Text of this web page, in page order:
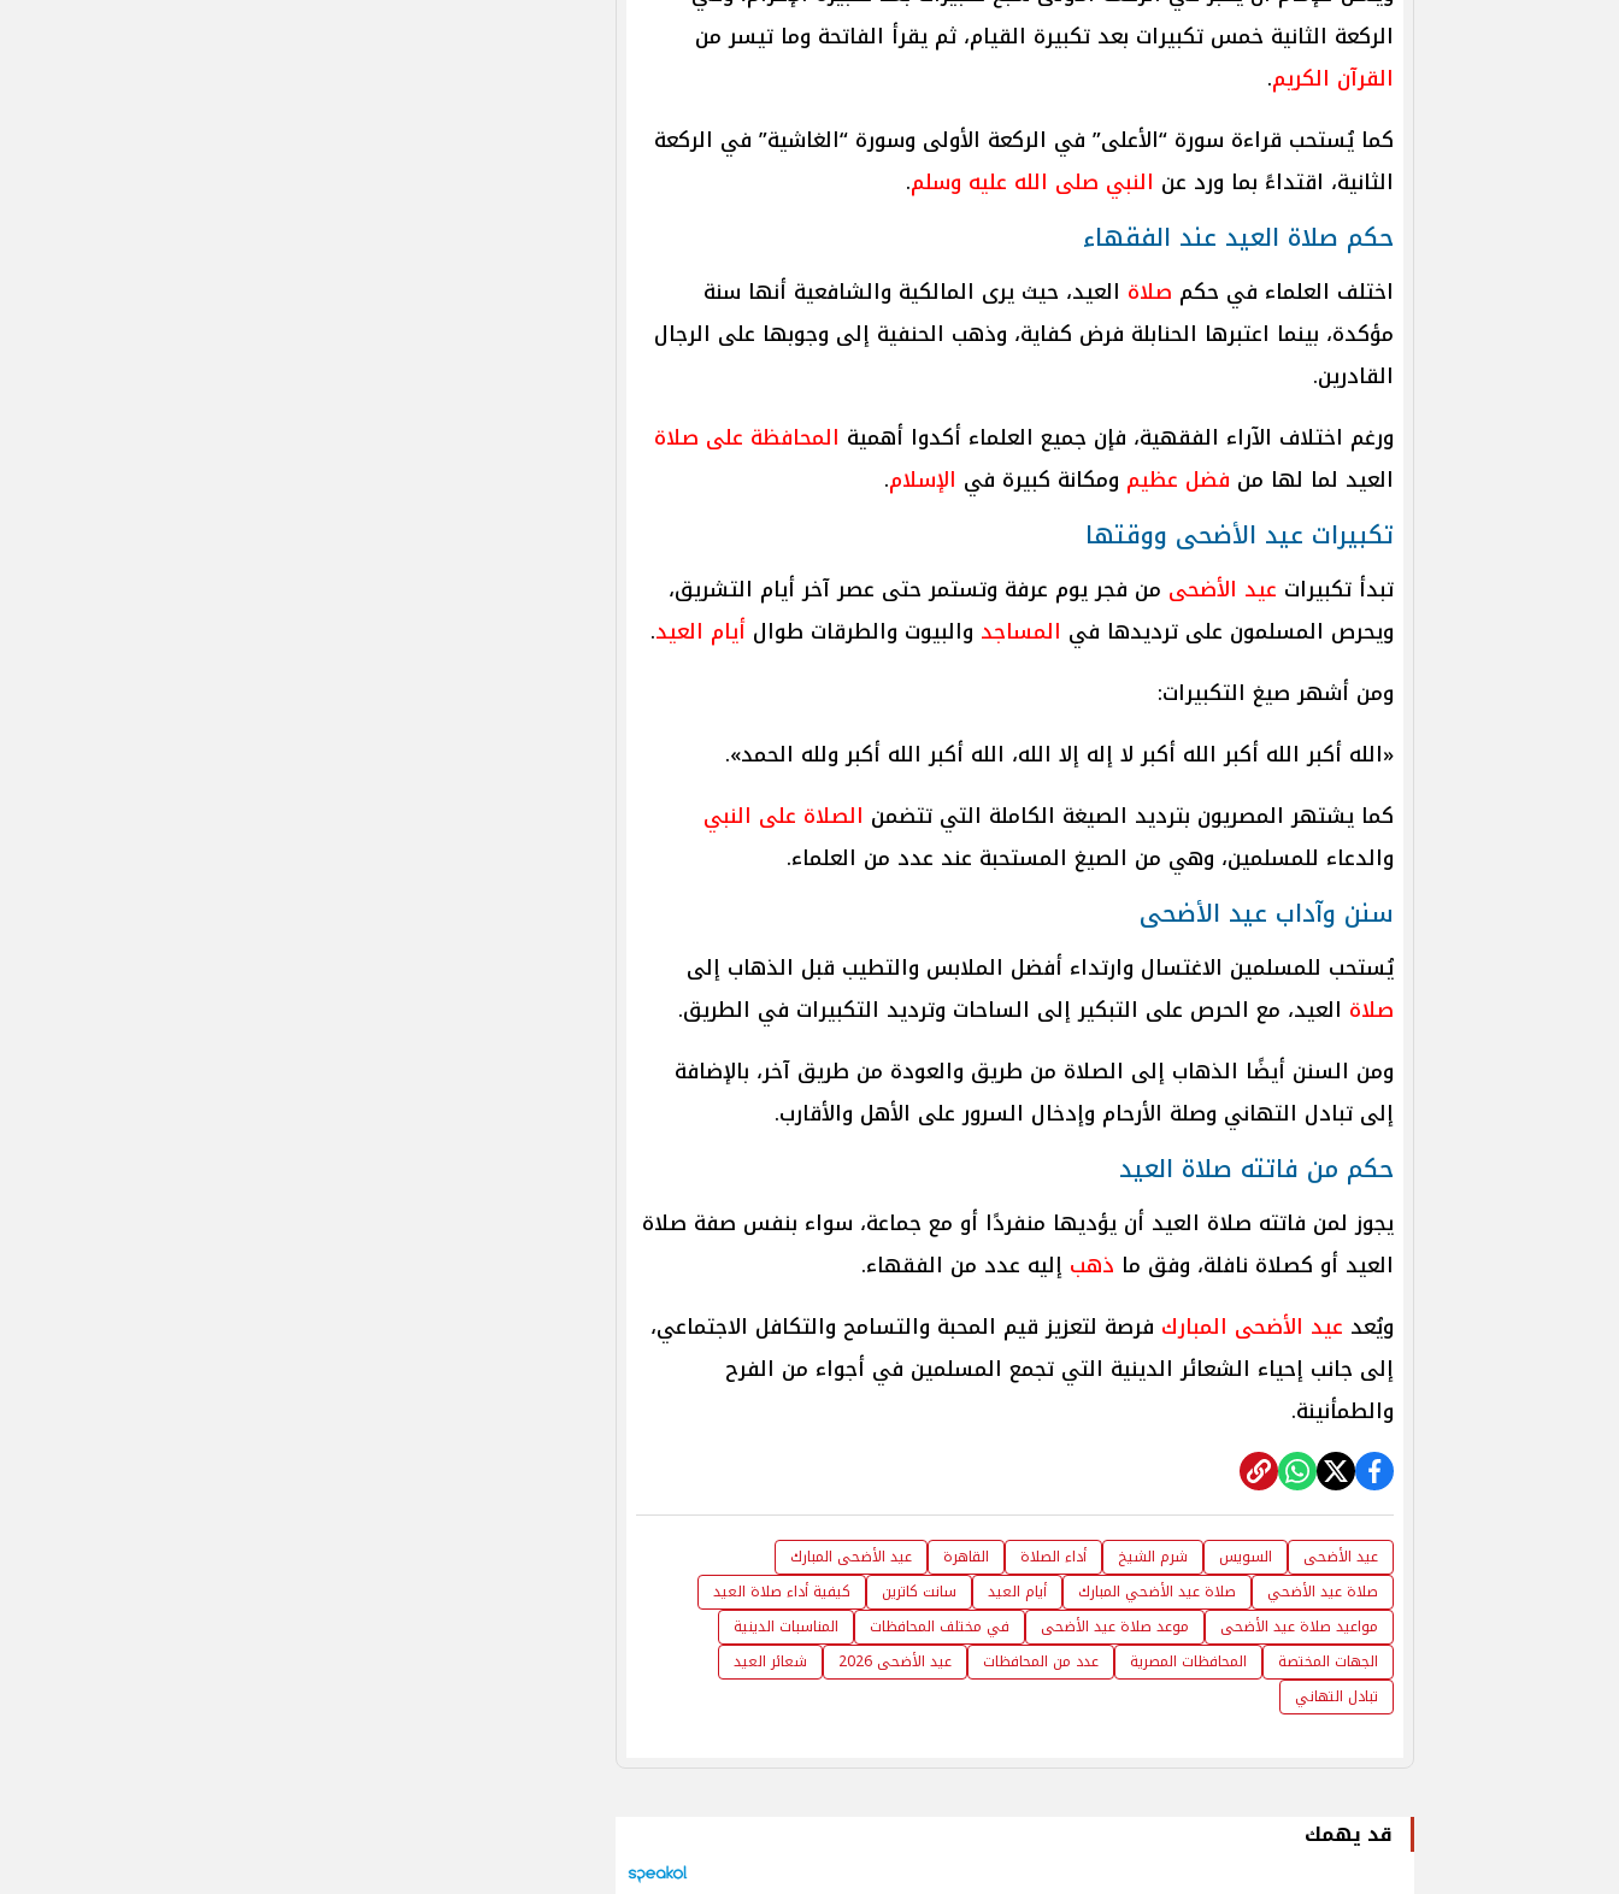
الركعة الثانية خمس تكبيرات بعد تكبيرة القيام، ثم يقرأ الفاتحة وما تيسر من
القرآن الكريم.
كما يُستحب قراءة سورة “الأعلى” في الركعة الأولى وسورة “الغاشية” في الركعة
الثانية، اقتداءً بما ورد عن النبي صلى الله عليه وسلم.
حكم صلاة العيد عند الفقهاء
اختلف العلماء في حكم صلاة العيد، حيث يرى المالكية والشافعية أنها سنة
مؤكدة، بينما اعتبرها الحنابلة فرض كفاية، وذهب الحنفية إلى وجوبها على الرجال
القادرين.
ورغم اختلاف الآراء الفقهية، فإن جميع العلماء أكدوا أهمية المحافظة على صلاة
العيد لما لها من فضل عظيم ومكانة كبيرة في الإسلام.
تكبيرات عيد الأضحى ووقتها
تبدأ تكبيرات عيد الأضحى من فجر يوم عرفة وتستمر حتى عصر آخر أيام التشريق،
ويحرص المسلمون على ترديدها في المساجد والبيوت والطرقات طوال أيام العيد.
ومن أشهر صيغ التكبيرات:
«الله أكبر الله أكبر الله أكبر لا إله إلا الله، الله أكبر الله أكبر ولله الحمد».
كما يشتهر المصريون بترديد الصيغة الكاملة التي تتضمن الصلاة على النبي
والدعاء للمسلمين، وهي من الصيغ المستحبة عند عدد من العلماء.
سنن وآداب عيد الأضحى
يُستحب للمسلمين الاغتسال وارتداء أفضل الملابس والتطيب قبل الذهاب إلى
صلاة العيد، مع الحرص على التبكير إلى الساحات وترديد التكبيرات في الطريق.
ومن السنن أيضًا الذهاب إلى الصلاة من طريق والعودة من طريق آخر، بالإضافة
إلى تبادل التهاني وصلة الأرحام وإدخال السرور على الأهل والأقارب.
حكم من فاتته صلاة العيد
يجوز لمن فاتته صلاة العيد أن يؤديها منفردًا أو مع جماعة، سواء بنفس صفة صلاة
العيد أو كصلاة نافلة، وفق ما ذهب إليه عدد من الفقهاء.
ويُعد عيد الأضحى المبارك فرصة لتعزيز قيم المحبة والتسامح والتكافل الاجتماعي،
إلى جانب إحياء الشعائر الدينية التي تجمع المسلمين في أجواء من الفرح
والطمأنينة.
عيد الأضحى السويس شرم الشيخ أداء الصلاة القاهرة
عيد الأضحى المبارك
صلاة عيد الأضحي
صلاة عيد الأضحي المبارك أيام العيد سانت كاترين
كيفية أداء صلاة العيد
مواعيد صلاة عيد الأضحى
موعد صلاة عيد الأضحى في مختلف المحافظات
المناسبات الدينية
الجهات المختصة
المحافظات المصرية عدد من المحافظات عيد الأضحى 2026
شعائر العيد
تبادل التهاني
قد يهمك